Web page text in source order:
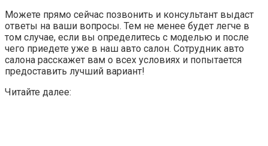
Можете прямо сейчас позвонить и консультант выдаст
ответы на ваши вопросы. Тем не менее будет легче в
том случае, если вы определитесь с моделью и после
чего приедете уже в наш авто салон. Сотрудник авто
салона расскажет вам о всех условиях и попытается
предоставить лучший вариант!
Читайте далее: